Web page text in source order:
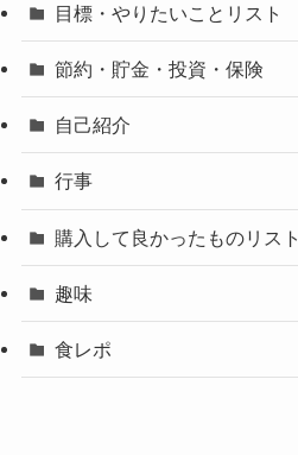
目標・やりたいことリスト
節約・貯金・投資・保険
自己紹介
行事
購入して良かったものリスト
趣味
食レポ